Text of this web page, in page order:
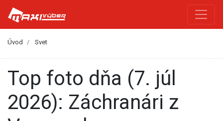
Úvod Svet
Top foto dňa (7. júl
2026): Záchranári z